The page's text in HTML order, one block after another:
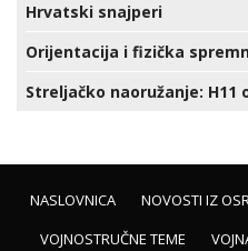
Hrvatski snajperi
Orijentacija i fizička
Streljačko naoružanje: H11
NASLOVNICA NOVOSTI IZ
VOJNOSTRUČNE TEME